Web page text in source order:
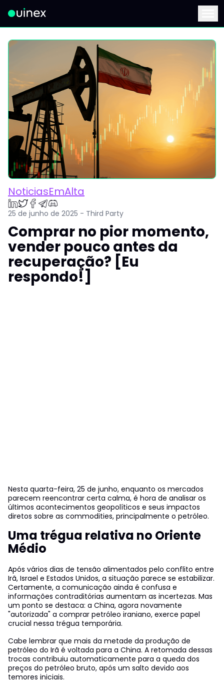
Este é o logo e ao clicar redireciona para a página inicial
NoticiasEmAlta
25 de junho de 2025 - Third Party
Comprar no pior momento,
vender pouco antes da
recuperação? [Eu
respondo!]
Nesta quarta-feira, 25 de junho, enquanto os mercados
parecem reencontrar certa calma, é hora de analisar os
últimos acontecimentos geopolíticos e seus impactos
diretos sobre as commodities, principalmente o petróleo.
Uma trégua relativa no Oriente
Médio
Após vários dias de tensão alimentados pelo conflito entre
Irã, Israel e Estados Unidos, a situação parece se estabilizar.
Certamente, a comunicação ainda é confusa e
informações contraditórias aumentam as incertezas. Mas
um ponto se destaca: a China, agora novamente
"autorizada" a comprar petróleo iraniano, exerce papel
crucial nessa trégua temporária.
Cabe lembrar que mais da metade da produção de
petróleo do Irã é voltada para a China. A retomada dessas
trocas contribuiu automaticamente para a queda dos
preços do petróleo bruto, após um salto devido aos
temores iniciais.